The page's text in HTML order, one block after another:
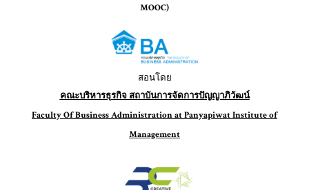
MOOC)
สอนโดย
คณะบริหารธุรกิจ สถาบันการจัดการปัญญาภิวัฒน์
Faculty Of Business Administration at Panyapiwat Institute of
Management